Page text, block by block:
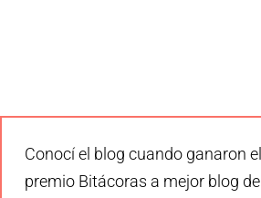
Conocí el blog cuando ganaron el
premio Bitácoras a mejor blog de